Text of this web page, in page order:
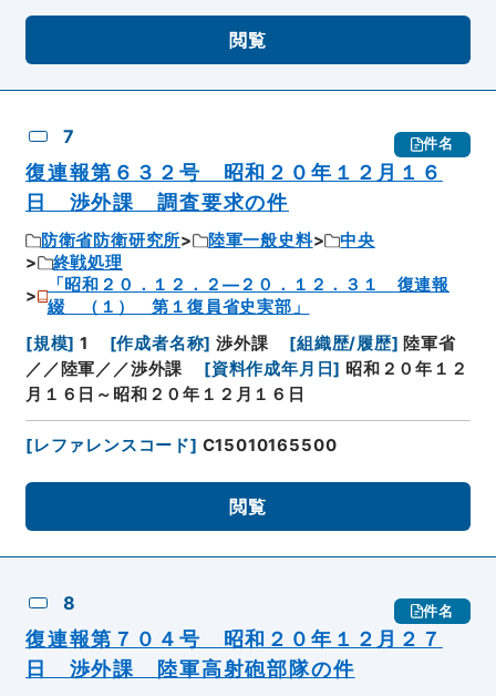
閲覧
7 件名
復連報第６３２号 昭和２０年１２月１６
日 渉外課 調査要求の件
防衛省防衛研究所 陸軍一般史料
中央
終戦処理
「昭和２０．１２．２―２０．１２．３１ 復連報
綴 （１） 第１復員省史実部」
[規模] 1 [作成者名称] 渉外課 [組織歴/履歴] 陸軍省
／／陸軍／／渉外課
[資料作成年月日] 昭和２０年１２
月１６日～昭和２０年１２月１６日
[レファレンスコード] C15010165500
閲覧
8 件名
復連報第７０４号 昭和２０年１２月２７
日 渉外課 陸軍高射砲部隊の件